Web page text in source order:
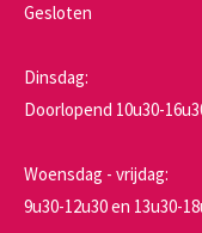
Gesloten
Dinsdag:
Doorlopend 10u30-
Woensdag - vrijdag:
9u30-12u30 en 13u30-